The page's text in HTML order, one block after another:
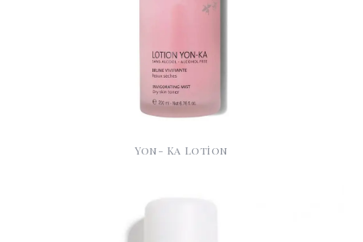
Yon- Ka Lotion